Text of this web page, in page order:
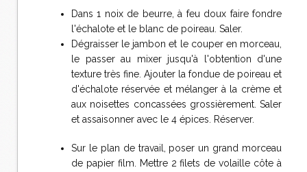
Dans 1 noix de beurre, à feu doux faire fondre
l'échalote et le blanc de poireau. Saler.
Dégraisser le jambon et le couper en morceau,
le passer au mixer jusqu'à l'obtention d'une
texture très fine. Ajouter la fondue de poireau et
d'échalote réservée et mélanger à la crème et
aux noisettes concassées grossièrement. Saler
et assaisonner avec le 4 épices. Réserver.
Sur le plan de travail, poser un grand morceau
de papier film. Mettre 2 filets de volaille côte à